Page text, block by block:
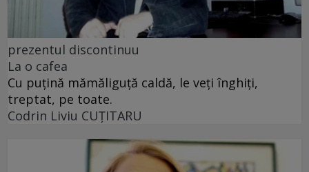
prezentul discontinuu
La o cafea
Cu puţină mămăliguţă caldă, le veţi înghiţi,
treptat, pe toate.
Codrin Liviu CUŢITARU